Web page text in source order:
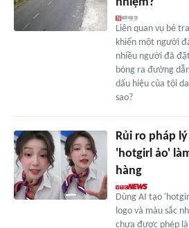
Liên quan vụ bé
khiến một người
nhiều người đã
bóng ra đường
dấu hiệu của tội
sao?
Rủi ro pháp
'hotgirl ảo'
hàng
Dùng AI tạo
logo và màu sắc
chưa được phép